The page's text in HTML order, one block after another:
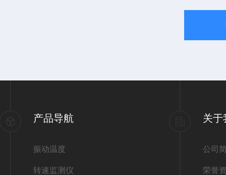
产品导航
振动温度
转速监测仪
关于
公司
荣誉